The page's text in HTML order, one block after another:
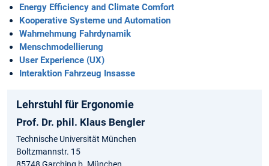
Energy Efficiency and Climate Comfort
Kooperative Systeme und Automation
Wahrnehmung Fahrdynamik
Menschmodellierung
User Experience (UX)
Interaktion Fahrzeug Insasse
Lehrstuhl für Ergonomie
Prof. Dr. phil. Klaus Bengler
Technische Universität München
Boltzmannstr. 15